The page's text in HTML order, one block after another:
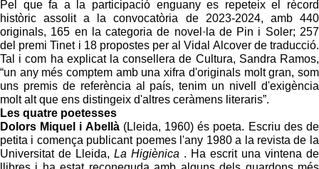
Pel que fa a la participació enguany es repeteix el rècord
històric assolit a la convocatòria de 2023-2024, amb 440
originals, 165 en la categoria de novel·la de Pin i Soler; 257
del premi Tinet i 18 propostes per al Vidal Alcover de traducció.
Tal i com ha explicat la consellera de Cultura, Sandra Ramos,
“un any més comptem amb una xifra d'originals molt gran, som
uns premis de referència al país, tenim un nivell d'exigència
molt alt que ens distingeix d'altres ceràmens literaris”.
Les quatre poetesses
Dolors Miquel i Abellà(Lleida, 1960) és poeta. Escriu des de
petita i comença publicant poemes l'any 1980 a la revista de la
Universitat de Lleida, La Higiènica . Ha escrit una vintena de